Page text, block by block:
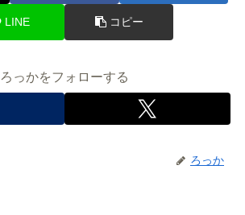
LINE コピー
ろっかをフォローする
ろっか